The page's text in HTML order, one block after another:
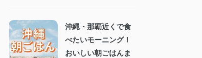
沖縄・那覇近くで食
べたいモーニング！
おいしい朝ごはんま